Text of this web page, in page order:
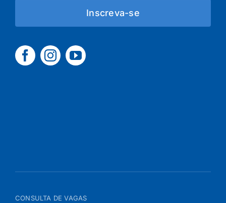
Inscreva-se
CONSULTA DE VAGAS